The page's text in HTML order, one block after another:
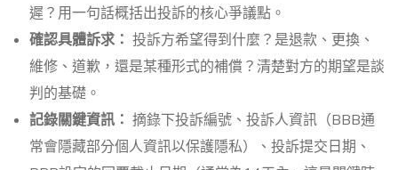
遲？用一句話概括出投訴的核心爭議點。
確認具體訴求： 投訴方希望得到什麼？是退款、更換、
維修、道歉，還是某種形式的補償？清楚對方的期望是談
判的基礎。
記錄關鍵資訊： 摘錄下投訴編號、投訴人資訊（BBB通
常會隱藏部分個人資訊以保護隱私）、投訴提交日期、